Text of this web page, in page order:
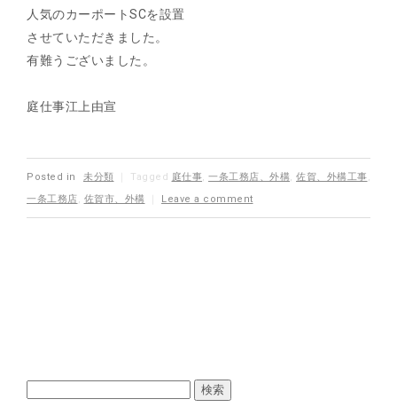
人気のカーポートSCを設置
させていただきました。
有難うございました。
庭仕事江上由宣
Posted in 未分類 Tagged 庭仕事, 一条工務店、外構, 佐賀、外構工事,
一条工務店, 佐賀市、外構 Leave a comment